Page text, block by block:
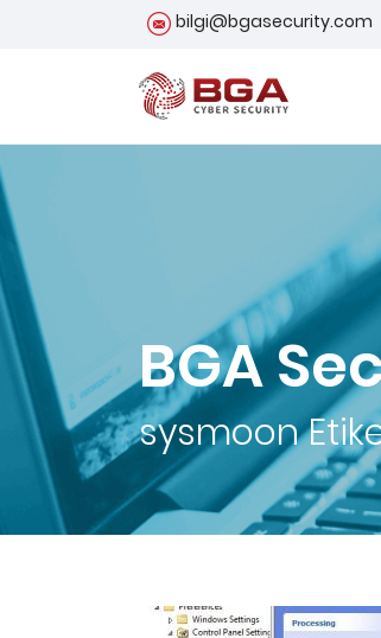
bilgi@bgasecurity.com
BGA
sysmoon